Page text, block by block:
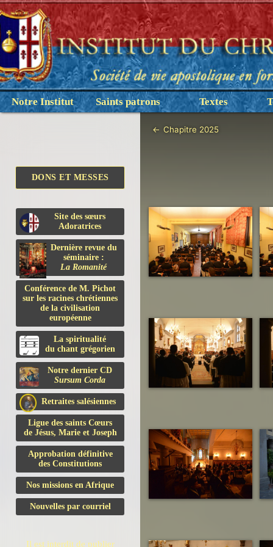
Notre Institut Saints patrons Textes
DONS ET MESSES
Site des sœurs
Adoratrices
Dernière revue du
séminaire :
La Romanité
Conférence de M. Pichot
sur les racines chrétiennes
de la civilisation
européenne
La spiritualité
du chant grégorien
Notre dernier CD
Sursum Corda
Retraites salésiennes
Ligue des saints Cœurs
de Jésus, Marie et Joseph
Approbation définitive
des Constitutions
Nos missions en Afrique
Nouvelles par courriel
Il est interdit de publier
← Chapitre 2025